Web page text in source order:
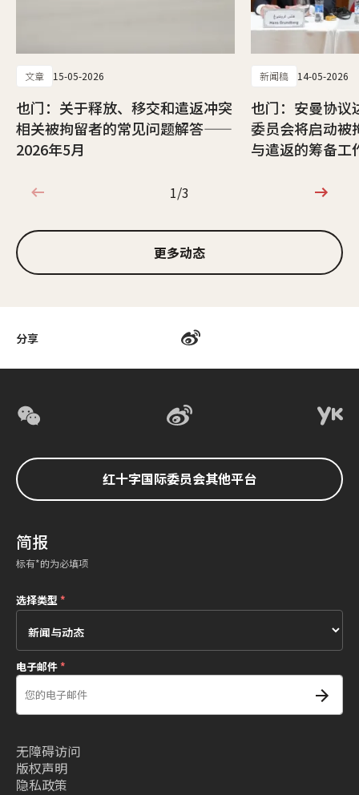
分享
文章 15-05-2026
也门：关于释放、移交和遣返冲突
相关被拘留者的常见问题解答——
2026年5月
新闻稿 14-05-2026
也门：安曼协议
委员会将启动被
与遣返的筹备工
1/3
1/3
更多动态
红十字国际委员会其他平台
简报
标有*的为必填项
选择类型*
电子邮件*
无障碍访问
版权声明
隐私政策